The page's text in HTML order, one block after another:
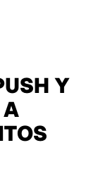
Y
A